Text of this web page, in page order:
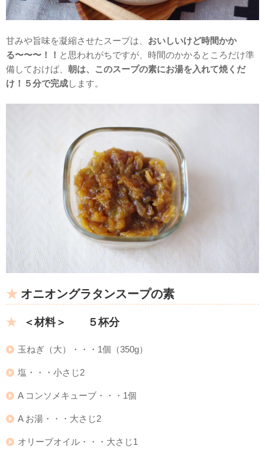
甘みや旨味を凝縮させたスープは、 おいしいけど時間かか
る〜〜〜！！ と思われがちですが、時間のかかるところだけ準
備しておけば、 朝は、このスープの素にお湯を入れて焼くだ
け！５分で完成します。
オニオングラタンスープの素
＜材料＞ ５杯分
玉ねぎ（大）・・・1個（350g）
塩・・・小さじ2
A コンソメキューブ・・・1個
A お湯・・・大さじ2
オリーブオイル・・・大さじ1